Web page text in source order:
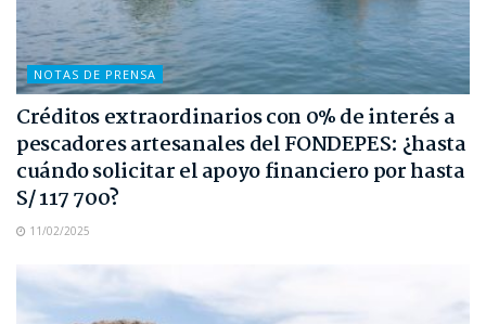
NOTAS DE PRENSA
Créditos extraordinarios con 0% de interés a
pescadores artesanales del FONDEPES: ¿hasta
cuándo solicitar el apoyo financiero por hasta
S/ 117 700?
11/02/2025